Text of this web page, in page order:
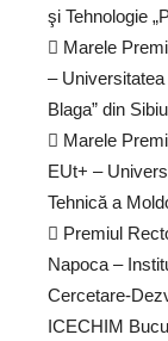
şi Tehnologie
 Marele
– Universitatea
Blaga” din
 Marele
EUt+ –
Tehnică a
 Premiul
Napoca –
Cercetare-
ICECHIM